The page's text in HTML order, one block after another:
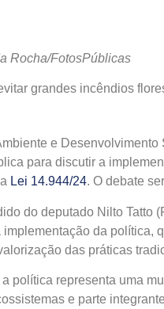
Rocha/FotosPúblicas
grandes incêndios
e
para discutir a
Lei 14.944/24. O debate
do deputado Nilto Tatto
da política,
das práticas
política representa uma
e parte